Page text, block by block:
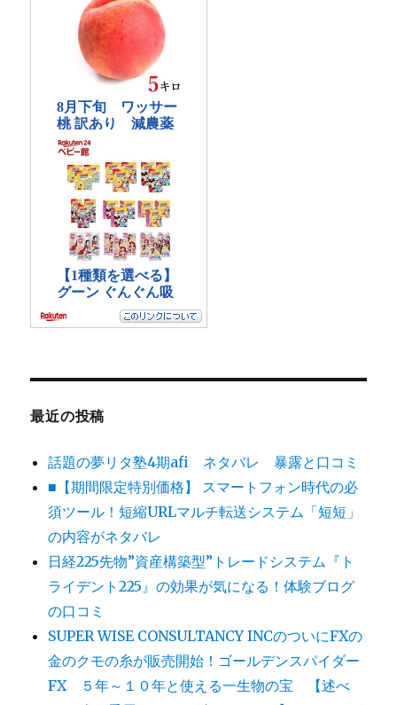
最近の投稿
話題の夢リタ塾4期afi ネタバレ 暴露と口コミ
■【期間限定特別価格】 スマートフォン時代の必
須ツール！短縮URLマルチ転送システム「短短」
の内容がネタバレ
日経225先物”資産構築型”トレードシステム『ト
ライデント225』の効果が気になる！体験ブログ
の口コミ
SUPER WISE CONSULTANCY INCのついにFXの
金のクモの糸が販売開始！ゴールデンスパイダー
FX ５年～１０年と使える一生物の宝 【述べ